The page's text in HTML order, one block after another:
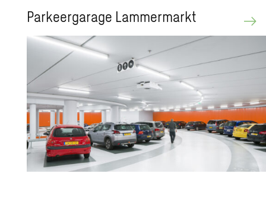
Par­keer­ga­ra­ge Lam­mer­markt